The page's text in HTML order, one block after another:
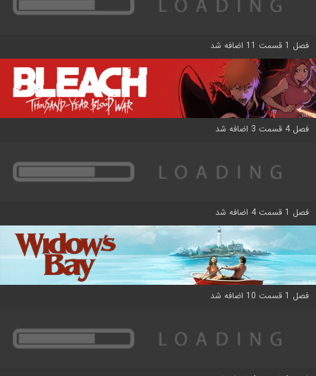
فصل 1 قسمت 11 اضافه شد
فصل 4 قسمت 3 اضافه شد
فصل 1 قسمت 4 اضافه شد
فصل 1 قسمت 10 اضافه شد